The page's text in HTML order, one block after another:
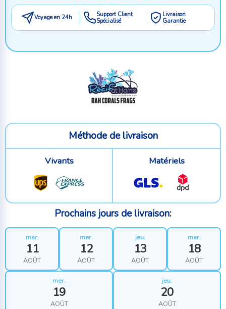
Voyage en 24h
Support Client
Spécialisé
Livraison
Garantie
Méthode de livraison
Vivants Matériels
Prochains jours de livraison:
mar.
11
AOÛT
mer.
12
AOÛT
jeu.
13
AOÛT
mar.
18
AOÛT
mer.
19
AOÛT
jeu.
20
AOÛT